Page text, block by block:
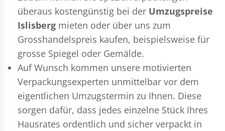
überaus kostengünstig bei der Umzugspreise
Islisberg mieten oder über uns zum
Grosshandelspreis kaufen, beispielsweise für
grosse Spiegel oder Gemälde.
Auf Wunsch kommen unsere motivierten
Verpackungsexperten unmittelbar vor dem
eigentlichen Umzugstermin zu Ihnen. Diese
sorgen dafür, dass jedes einzelne Stück Ihres
Hausrates ordentlich und sicher verpackt in